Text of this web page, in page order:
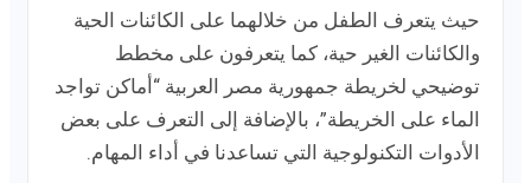
حيث يتعرف الطفل من خلالهما على الكائنات الحية
والكائنات الغير حية، كما يتعرفون على مخطط
توضيحي لخريطة جمهورية مصر العربية “أماكن تواجد
الماء على الخريطة”، بالإضافة إلى التعرف على بعض
الأدوات التكنولوجية التي تساعدنا في أداء المهام.